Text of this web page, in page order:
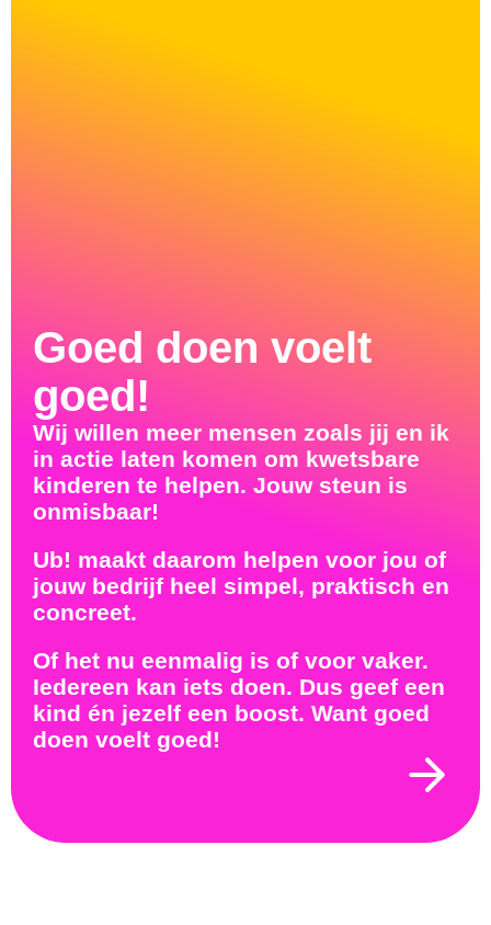
Goed doen voelt
goed!
Wij willen meer mensen zoals jij en ik
in actie laten komen om kwetsbare
kinderen te helpen. Jouw steun is
onmisbaar!
Ub! maakt daarom helpen voor jou of
jouw bedrijf heel simpel, praktisch en
concreet.
Of het nu eenmalig is of voor vaker.
Iedereen kan iets doen. Dus geef een
kind én jezelf een boost. Want goed
doen voelt goed!